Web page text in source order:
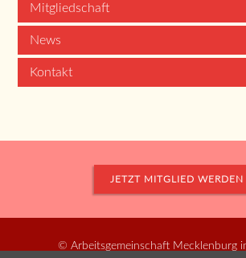
Mitgliedschaft
News
Kontakt
JETZT MITGLIED WERDEN
© Arbeitsgemeinschaft Mecklenburg